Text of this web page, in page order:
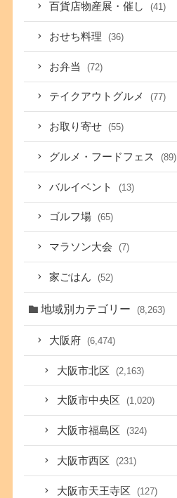
百貨店物産展・催し (41)
おせち料理 (36)
お弁当 (72)
テイクアウトグルメ (77)
お取り寄せ (55)
グルメ・フードフェス (89)
バルイベント (13)
ゴルフ場 (65)
マラソン大会 (7)
家ごはん (52)
地域別カテゴリー (8,263)
大阪府 (6,474)
大阪市北区 (2,163)
大阪市中央区 (1,020)
大阪市福島区 (324)
大阪市西区 (231)
大阪市天王寺区 (127)